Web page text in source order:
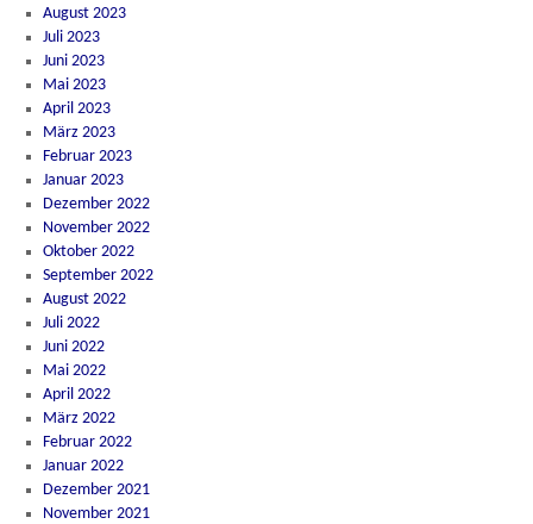
August 2023
Juli 2023
Juni 2023
Mai 2023
April 2023
März 2023
Februar 2023
Januar 2023
Dezember 2022
November 2022
Oktober 2022
September 2022
August 2022
Juli 2022
Juni 2022
Mai 2022
April 2022
März 2022
Februar 2022
Januar 2022
Dezember 2021
November 2021